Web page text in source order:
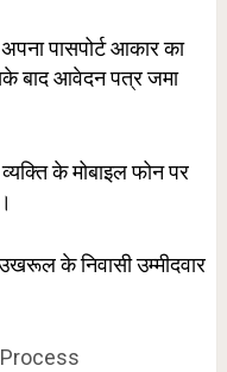
पासपोर्ट आकार का
बाद आवेदन पत्र जमा
के मोबाइल फोन पर
के निवासी उम्मीदवार